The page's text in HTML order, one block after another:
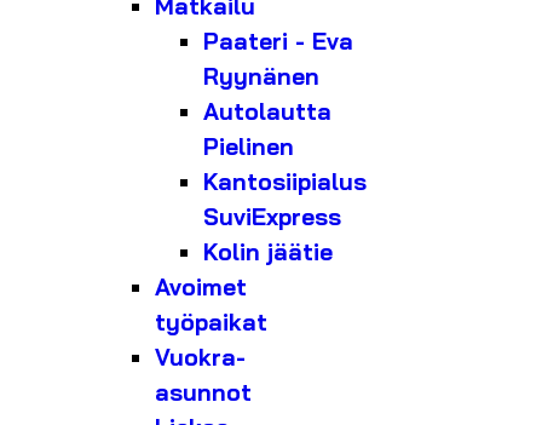
Matkailu
Paateri - Eva
Ryynänen
Autolautta
Pielinen
Kantosiipialus
SuviExpress
Kolin jäätie
Avoimet
työpaikat
Vuokra-
asunnot